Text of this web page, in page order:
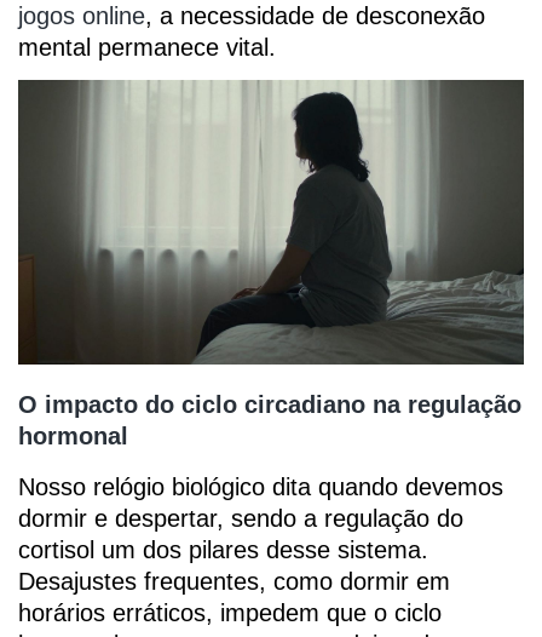
jogos online, a necessidade de desconexão
mental permanece vital.
O impacto do ciclo circadiano na regulação
hormonal
Nosso relógio biológico dita quando devemos
dormir e despertar, sendo a regulação do
cortisol um dos pilares desse sistema.
Desajustes frequentes, como dormir em
horários erráticos, impedem que o ciclo